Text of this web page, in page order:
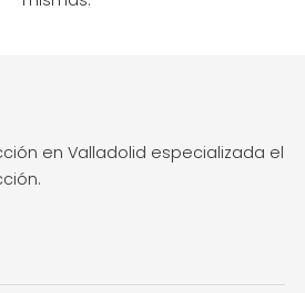
en Valladolid especializada el